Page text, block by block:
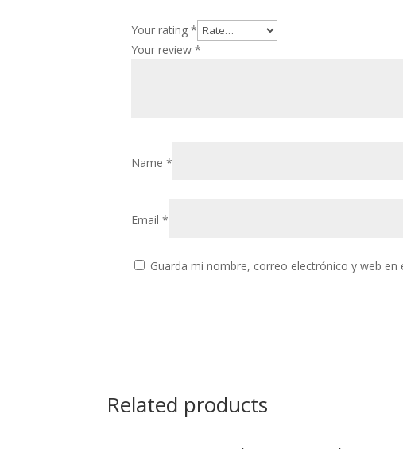
Your rating*
Your review*
Name*
Email*
Guarda mi nombre, correo electrónico y web
Related products